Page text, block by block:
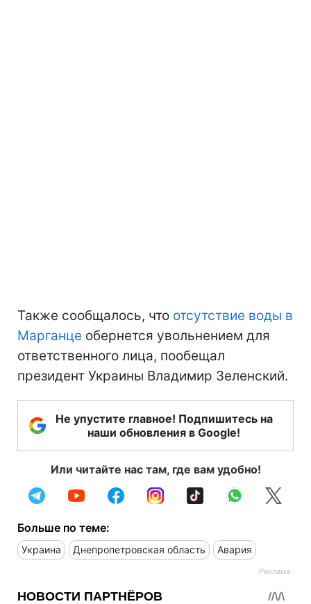
Также сообщалось, что отсутствие воды в
Марганце обернется увольнением для
ответственного лица, пообещал
президент Украины Владимир Зеленский.
Не упустите главное! Подпишитесь на
наши обновления в Google!
Или читайте нас там, где вам удобно!
Больше по теме:
Украина Днепропетровская область Авария